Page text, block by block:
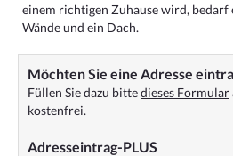
einem richtigen Zuhause wird, bedarf
Wände und ein Dach.
Möchten Sie eine Adresse
Füllen Sie dazu bittedieses Formular
kostenfrei.
Adresseintrag-PLUS